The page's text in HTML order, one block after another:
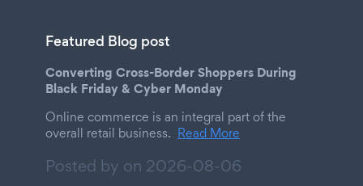
Featured Blog post
Converting Cross-Border Shoppers During
Black Friday & Cyber Monday
Online commerce is an integral part of the
overall retail business. Read More
Posted by on 2026-08-06